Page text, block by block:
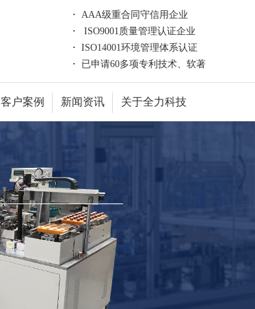
· AAA级重合同守信用企业
·
ISO9001质量管理认证企业
· ISO14001环境管理体系认证
· 已申请60多项专利技术、软著
客户案例 新闻资讯 关于全力科技